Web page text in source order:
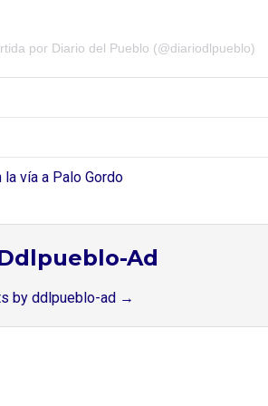
por Diario del Pueblo (@diariodlpueblo)
la vía a Palo Gordo
Ad
by ddlpueblo-ad →